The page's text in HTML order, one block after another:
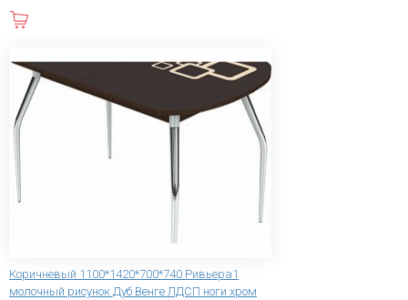
Коричневый 1100*1420*700*740 Ривьера1
молочный рисунок Дуб Венге ЛДСП ноги хром